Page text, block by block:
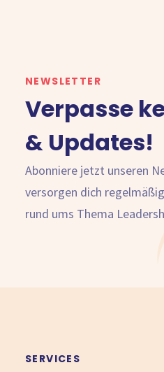
NEWSLETTER
Verpasse
& Updates!
Abonniere jetzt unseren
versorgen dich
rund ums Thema
SERVICES